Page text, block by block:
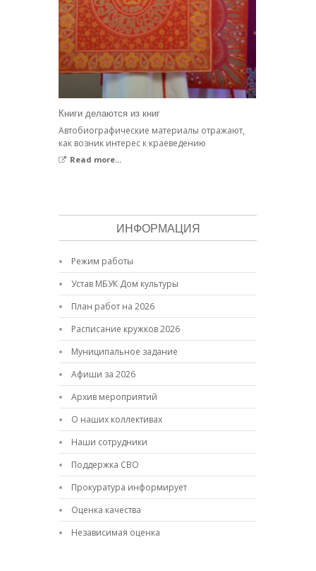
Книги делаются из книг
Автобиографические материалы отражают,
как возник интерес к краеведению
Read more...
ИНФОРМАЦИЯ
Режим работы
Устав МБУК Дом культуры
План работ на 2026
Расписание кружков 2026
Муниципальное задание
Афиши за 2026
Архив мероприятий
О наших коллективах
Наши сотрудники
Поддержка СВО
Прокуратура информирует
Оценка качества
Независимая оценка